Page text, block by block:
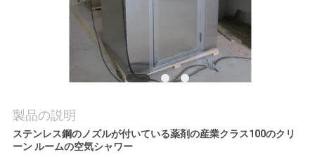
く
だ
製品の説明
ステンレス鋼のノズルが付いている薬剤の産業クラス100のクリ
ーン ルームの空気シャワー